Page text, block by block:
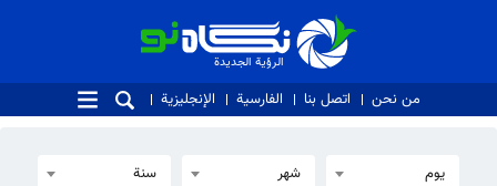
الرؤية الجديدة
الرؤية الجديدة
من نحن اتصل بنا الفارسية الإنجليزية
يوم شهر سنة